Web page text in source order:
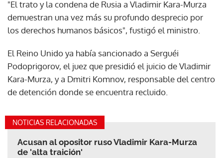
"El trato y la condena de Rusia a Vladimir Kara-Murza
demuestran una vez más su profundo desprecio por
los derechos humanos básicos", fustigó el ministro.
El Reino Unido ya había sancionado a Serguéi
Podoprigorov, el juez que presidió el juicio de Vladimir
Kara-Murza, y a Dmitri Komnov, responsable del centro
de detención donde se encuentra recluido.
NOTICIAS RELACIONADAS
Acusan al opositor ruso Vladimir Kara-Murza
de 'alta traición'